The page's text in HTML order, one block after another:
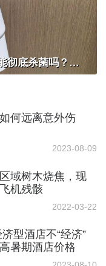
只装白开水就不会脏吗？开水烫能彻底杀菌吗？感控专家详解“吸管杯”藏菌真相｜都视频·热观察
何远离意外伤
2023-08-09
域树木烧焦，现
机残骸
2022-03-22
型酒店不“经济”
暑期酒店价格